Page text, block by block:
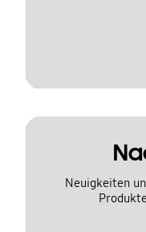
Neuigkeiten